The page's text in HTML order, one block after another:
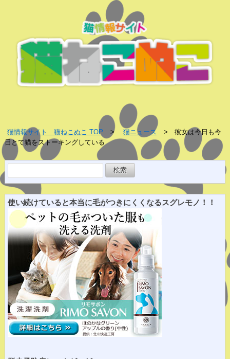
猫情報サイト 猫ねこぬこ TOP 猫ニュース
彼女は今日も今
日とて猫をストーキングしている
索:
使い続けていると本当に毛がつきにくくなるスグレモノ！！